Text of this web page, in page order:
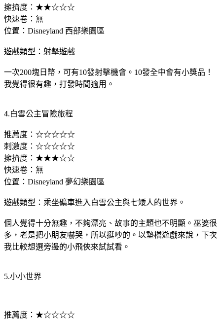
擁擠度：★★☆☆☆
快速卷：無
位置：Disneyland 西部樂園區
遊戲類型：射擊遊戲
一次200塊日幣，可有10發射擊機會。10發全中會有小獎品！
我覺得很有趣，打發時間適用。
4.白雪公主冒險旅程
推薦度：☆☆☆☆☆
刺激度：☆☆☆☆☆
擁擠度：★★★☆☆
快速卷：無
位置：Disneyland 夢幻樂園區
遊戲類型：乘坐礦車進入白雪公主與七矮人的世界。
個人覺得十分無趣，不夠漂亮、故事的主題也不明顯。巫婆很
多，老是把小朋友嚇哭，所以挺吵的。以墊檔遊戲來說，下次
我比較想選旁邊的小飛俠來試試看。
5.小小世界
推薦度：★☆☆☆☆